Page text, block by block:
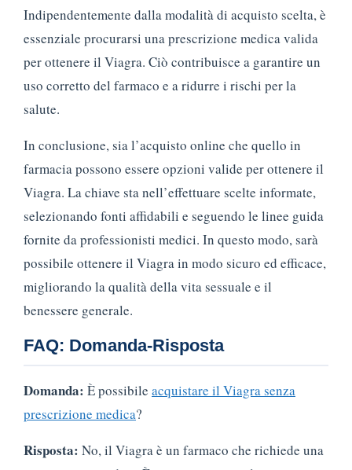
Indipendentemente dalla modalità di acquisto scelta, è
essenziale procurarsi una prescrizione medica valida
per ottenere il Viagra. Ciò contribuisce a garantire un
uso corretto del farmaco e a ridurre i rischi per la
salute.
In conclusione, sia l’acquisto online che quello in
farmacia possono essere opzioni valide per ottenere il
Viagra. La chiave sta nell’effettuare scelte informate,
selezionando fonti affidabili e seguendo le linee guida
fornite da professionisti medici. In questo modo, sarà
possibile ottenere il Viagra in modo sicuro ed efficace,
migliorando la qualità della vita sessuale e il
benessere generale.
FAQ: Domanda-Risposta
Domanda: È possibile acquistare il Viagra senza
prescrizione medica?
Risposta: No, il Viagra è un farmaco che richiede una